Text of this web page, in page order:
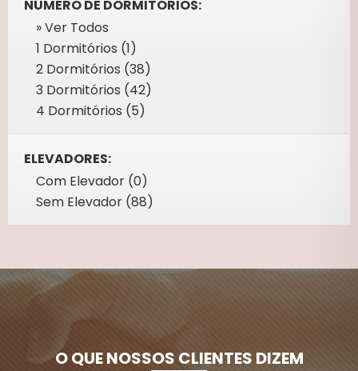
NÚMERO DE DORMITÓRIOS:
» Ver Todos
1 Dormitórios (1)
2 Dormitórios (38)
3 Dormitórios (42)
4 Dormitórios (5)
ELEVADORES:
Com Elevador (0)
Sem Elevador (88)
O QUE NOSSOS CLIENTES DIZEM